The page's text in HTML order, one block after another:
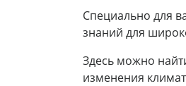
Специально для
знаний для
Здесь можно
изменения